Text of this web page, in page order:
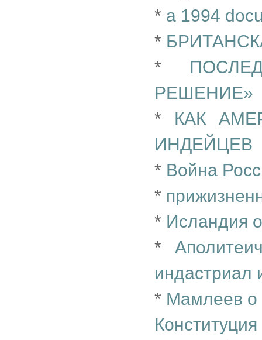
* a 1994
*
*
РЕШЕНИЕ»
* КАК
ИНДЕЙЦЕВ
* Война
*
* Исландия
*
индастриал
* Мамлеев о